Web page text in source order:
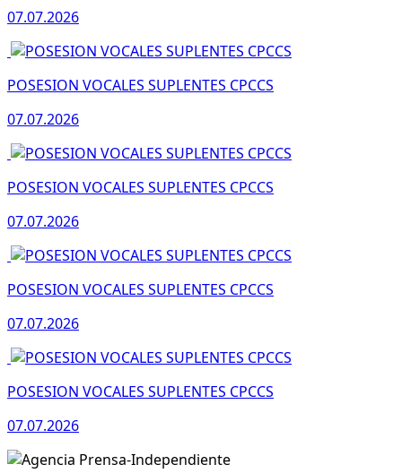
07.07.2026
POSESION VOCALES SUPLENTES CPCCS
07.07.2026
POSESION VOCALES SUPLENTES CPCCS
07.07.2026
POSESION VOCALES SUPLENTES CPCCS
07.07.2026
POSESION VOCALES SUPLENTES CPCCS
07.07.2026